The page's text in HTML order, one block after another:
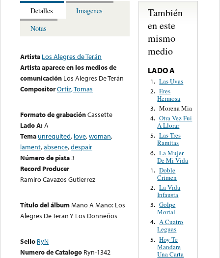
Detalles
Imagenes
Notas
Artista Los Alegres de Terán
Artista aparece en los medios de
comunicación Los Alegres De Terán
CompositorOrtiz, Tomas
Formato de grabaciónCassette
Lado A:A
Tema unrequited, love,woman,
lament,absence,despair
Número de pista3
Record Producer
Ramiro Cavazos Gutierrez
Título del álbumMano A Mano: Los
Alegres De Teran Y Los Donneños
Sello RyN
Numero de Catalogo Ryn-1342
También
en este
mismo
medio
LADO A
1. Las Uvas
2. Eres
Hermosa
3. Morena Mia
4. Otra Vez Fui
A Llorar
5. Las Tres
Ramitas
6. La Mujer
De Mi Vida
1. Doble
Crimen
2. La Vida
Infausta
3. Golpe
Mortal
4. A Cuatro
Leguas
5. Hoy Te
Mandare
Una Carta